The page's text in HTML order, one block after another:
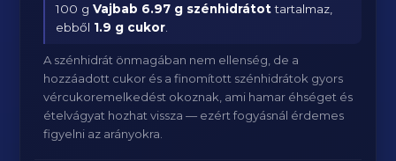
100 gVajbab 6.97 g szénhidrátottartalmaz,
ebből 1.9 g cukor
A szénhidrát önmagában nem ellenség, de a
hozzáadott cukor és a finomított szénhidrátok gyors
vércukoremelkedést okoznak, ami hamar éhséget és
ételvágyat hozhat vissza — ezért fogyásnál érdemes
figyelni az arányokra.